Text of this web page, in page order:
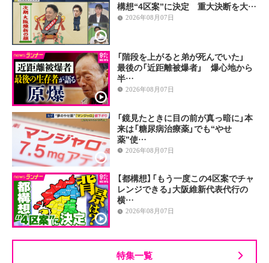
構想“4区案”に決定 重大決断を大…
2026年08月07日
「階段を上がると弟が死んでいた」
最後の「近距離被爆者」 爆心地から
半…
2026年08月07日
「鏡見たときに目の前が真っ暗に」本
来は「糖尿病治療薬」でも“やせ
薬”使…
2026年08月07日
【都構想】「もう一度この4区案でチャ
レンジできる」大阪維新代表代行の
横…
2026年08月07日
特集一覧